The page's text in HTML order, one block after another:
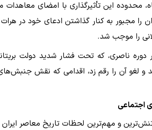
محدوده این تأثیرگذاری با امضای
را مجبور به کنار گذاشتن ادعای خود در هرات
را موجب شد.
دوره ناصری، که تحت فشار شدید دولت
و لغو آن را رقم زد، اقدامی که نقش
اجتماعی
یکی از پرتنش‌ترین و مهم‌ترین لحظات تاریخ